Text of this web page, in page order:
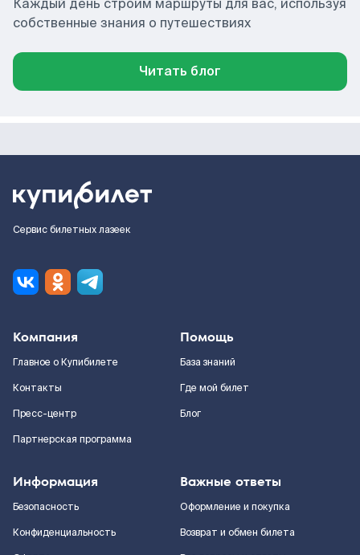
Каждый день строим маршруты для вас, используя
собственные знания о путешествиях
Читать блог
Сервис билетных лазеек
Компания
Главное о Купибилете
Контакты
Пресс-центр
Партнерская программа
Помощь
База знаний
Где мой билет
Блог
Информация
Безопасность
Конфиденциальность
Важные ответы
Оформление и покупка
Возврат и обмен билета